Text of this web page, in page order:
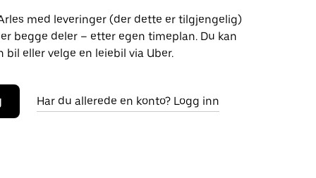
med leveringer (der dette er tilgjengelig)
begge deler – etter egen timeplan. Du kan
bil eller velge en leiebil via Uber.
Har du allerede en konto? Logg inn